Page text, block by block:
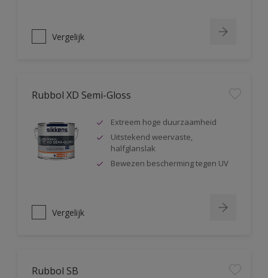
Vergelijk
Rubbol XD Semi-Gloss
Extreem hoge duurzaamheid
Uitstekend weervaste,
halfglanslak
Bewezen bescherming tegen UV
Vergelijk
Rubbol SB